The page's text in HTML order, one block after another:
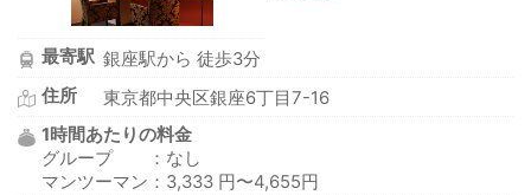
最寄駅 銀座駅から 徒歩3分
住所
東京都中央区銀座6丁目7-16
1時間あたりの料金
グループ ：なし
マンツーマン：3,333 円〜4,655円